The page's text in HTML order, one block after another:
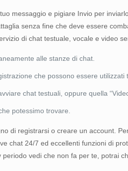
messaggio e pigiare Invio per
senza fine che deve essere
di chat testuale, vocale e video
alle stanze di chat.
che possono essere
chat testuali, oppure quella
potessimo trovare.
di registrarsi o creare un account.
chat 24/7 ed eccellenti funzioni di
vedi che non fa per te, potrai